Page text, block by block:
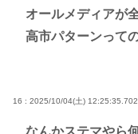
オールメディアが
高市パターンって
16 : 2025/10/04(土) 12:25:35.702
なんかステマやら